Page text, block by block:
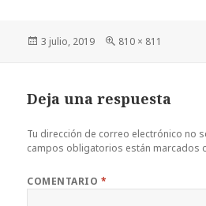
Publicado
3 julio, 2019
Tamaño
810 × 811
Deja una respuesta
Tu dirección de correo electrónico no
campos obligatorios están marcados
COMENTARIO *